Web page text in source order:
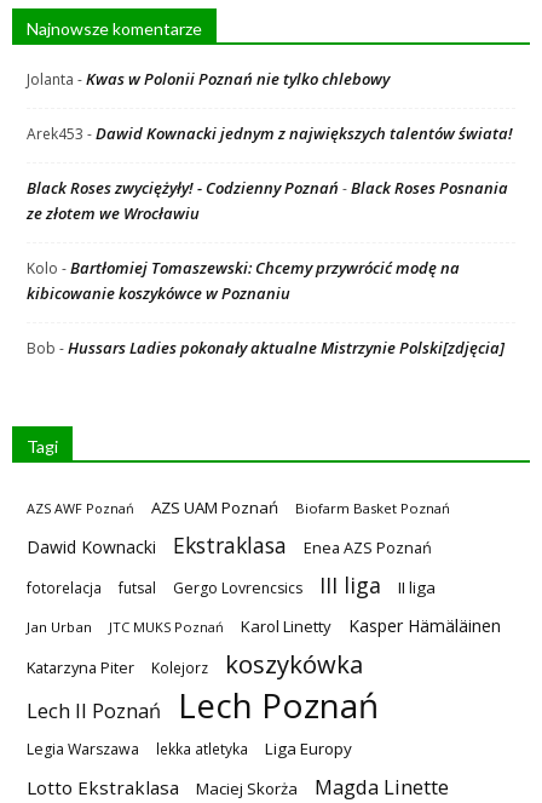
Najnowsze komentarze
Jolanta -Kwas w Polonii Poznań nie tylko chlebowy
Arek453 -Dawid Kownacki jednym z największych talentów świata!
Black Roses zwyciężyły! - Codzienny Poznań -Black Roses Posnania
ze złotem we Wrocławiu
Kolo -Bartłomiej Tomaszewski: Chcemy przywrócić modę na
kibicowanie koszykówce w Poznaniu
Bob -Hussars Ladies pokonały aktualne Mistrzynie Polski[zdjęcia]
Tagi
AZS AWF Poznań AZS UAM Poznań Biofarm Basket Poznań
Dawid Kownacki Ekstraklasa Enea AZS Poznań
fotorelacja futsal Gergo Lovrencsics III liga II liga
Jan Urban JTC MUKS Poznań Karol Linetty Kasper Hämäläinen
Katarzyna Piter Kolejorz koszykówka
Lech II Poznań Lech Poznań
Legia Warszawa lekka atletyka Liga Europy
Lotto Ekstraklasa Maciej Skorża Magda Linette